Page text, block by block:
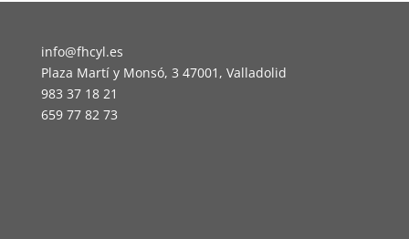
info@fhcyl.es
Plaza Martí y Monsó, 3 47001, Valladolid
983 37 18 21
659 77 82 73